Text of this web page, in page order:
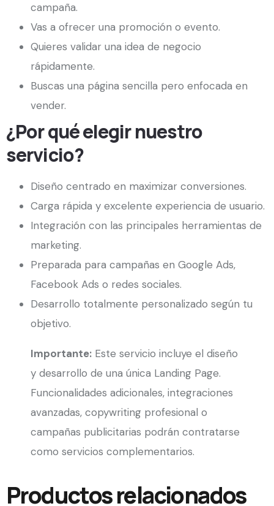
campaña.
Vas a ofrecer una promoción o evento.
Quieres validar una idea de negocio
rápidamente.
Buscas una página sencilla pero enfocada en
vender.
¿Por qué elegir nuestro
servicio?
Diseño centrado en maximizar conversiones.
Carga rápida y excelente experiencia de usuario.
Integración con las principales herramientas de
marketing.
Preparada para campañas en Google Ads,
Facebook Ads o redes sociales.
Desarrollo totalmente personalizado según tu
objetivo.
Importante: Este servicio incluye el diseño
y desarrollo de una única Landing Page.
Funcionalidades adicionales, integraciones
avanzadas, copywriting profesional o
campañas publicitarias podrán contratarse
como servicios complementarios.
Productos relacionados